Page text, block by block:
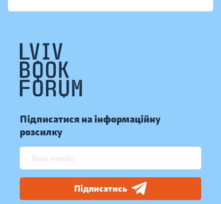
Підписатися на інформаційну
розсилку
Підписатись